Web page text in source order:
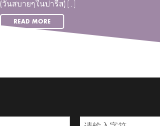
(วันสบายๆในปารีส) [...]
READ MORE